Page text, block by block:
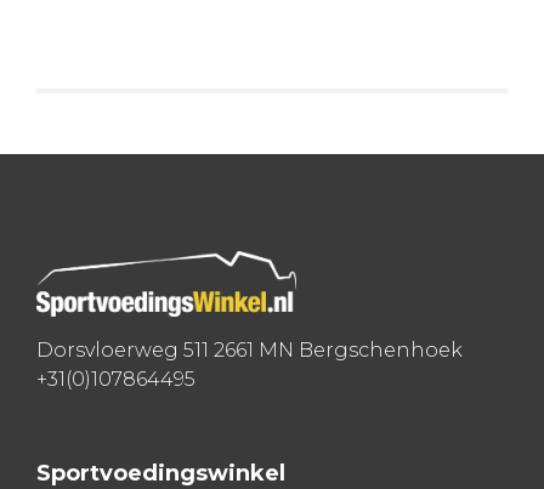
Dorsvloerweg 511 2661 MN Bergschenhoek
+31(0)107864495
Sportvoedingswinkel